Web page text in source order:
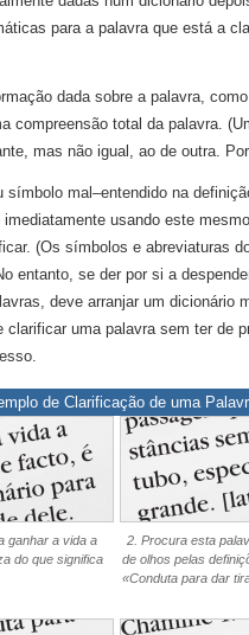
para a palavra que está a
dada sobre a palavra,
compreensão total da palavra.
mas não igual, ao de outra.
símbolo mal–entendido na
usando este
(Os símbolos e abreviaturas
entanto, se der por si a
deve arranjar um dicionário
clarificar uma palavra sem ter de
de Clarificação de uma
ganhar a vida a
do que significa
2. Procura esta
de olhos pelas
«Conduta para dar